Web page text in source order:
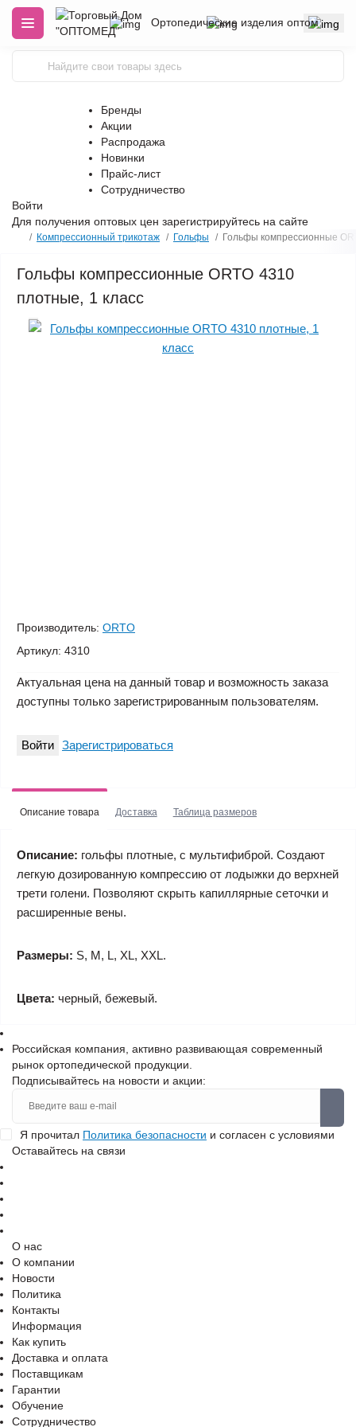
Ортопедические изделия оптом
Бренды
Акции
Распродажа
Новинки
Прайс-лист
Сотрудничество
Войти
Для получения оптовых цен зарегистрируйтесь на сайте
Компрессионный трикотаж Гольфы Гольфы компрессионные
Гольфы компрессионные ORTO 4310
плотные, 1 класс
Производитель: ORTO
Артикул: 4310
Актуальная цена на данный товар и возможность заказа
доступны только зарегистрированным пользователям.
Войти Зарегистрироваться
Описание товара Доставка Таблица размеров
Описание: гольфы плотные, с мультифиброй. Создают
легкую дозированную компрессию от лодыжки до верхней
трети голени. Позволяют скрыть капиллярные сеточки и
расширенные вены.
Размеры: S, M, L, XL, XXL.
Цвета: черный, бежевый.
Российская компания, активно развивающая современный
рынок ортопедической продукции.
Подписывайтесь на новости и акции:
Я прочитал Политика безопасности и согласен с условиями
Оставайтесь на связи
О нас
О компании
Новости
Политика
Контакты
Информация
Как купить
Доставка и оплата
Поставщикам
Гарантии
Обучение
Сотрудничество